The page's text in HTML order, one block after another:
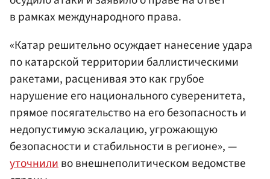
в рамках международного права.
«Катар решительно осуждает нанесение удара
по катарской территории баллистическими
ракетами, расценивая это как грубое
нарушение его национального суверенитета,
прямое посягательство на его безопасность и
недопустимую эскалацию, угрожающую
безопасности и стабильности в регионе», —
уточниливо внешнеполитическом ведомстве